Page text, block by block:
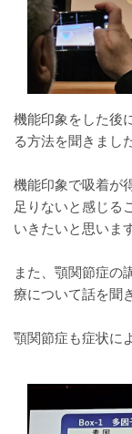
機能印象をした後
る方法を聞きました
機能印象で吸着が
足りないと感じる
いきたいと思いま
また、顎関節症の
療について話を聞
顎関節症も症状に